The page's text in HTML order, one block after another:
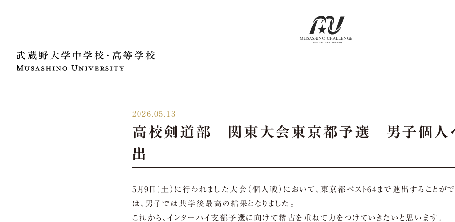
2026.05.13
高校剣道部 関東大会東京都予選 男子個人
出
5月9日（土）に行われました大会（個人戦）において、東京都ベスト64まで進出することがで
は、男子では共学後最高の結果となりました。
これから、インターハイ支部予選に向けて稽古を重ねて力をつけていきたいと思います。